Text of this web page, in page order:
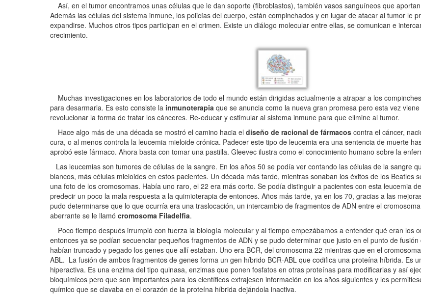
Así, en el tumor encontramos unas células que le dan soporte (fibroblastos), también vasos sanguíneos que
Además las células del sistema inmune, los policías del cuerpo, están compinchados y en lugar de atacar al tumor le
expandirse. Muchos otros tipos participan en el crimen. Existe un diálogo molecular entre ellas, se comunican e
crecimiento.
Muchas investigaciones en los laboratorios de todo el mundo están dirigidas actualmente a atrapar a los
para desarmarla. Es esto consiste la inmunoterapia que se anuncia como la nueva gran promesa pero esta vez
revolucionar la forma de tratar los cánceres. Re-educar y estimular al sistema inmune para que elimine al tumor.
Hace algo más de una década se mostró el camino hacia el diseño de racional de fármacos contra el cáncer,
cura, o al menos controla la leucemia mieloide crónica. Padecer este tipo de leucemia era una sentencia de muerte
aprobó este fármaco. Ahora basta con tomar una pastilla. Gleevec ilustra como el conocimiento humano sobre la
Las leucemias son tumores de células de la sangre. En los años 50 se podía ver contando las células de la sangre
blancos, más células mieloides en estos pacientes. Un década más tarde, mientras sonaban los éxitos de los Beatles
una foto de los cromosomas. Había uno raro, el 22 era más corto. Se podía distinguir a pacientes con esta leucemia
predecir un poco la mala respuesta a la quimioterapia de entonces. Años más tarde, ya en los 70, gracias a las
pudo determinarse que lo que ocurría era una traslocación, un intercambio de fragmentos de ADN entre el
aberrante se le llamó cromosoma Filadelfia.
Poco tiempo después irrumpió con fuerza la biología molecular y al tiempo empezábamos a entender qué eran los
entonces ya se podían secuenciar pequeños fragmentos de ADN y se pudo determinar que justo en el punto de
habían truncado y pegado los genes que allí estaban. Uno era BCR, del cromosoma 22 mientras que en el
ABL. La fusión de ambos fragmentos de genes forma un gen híbrido BCR-ABL que codifica una proteína híbrida. Es
hiperactiva. Es una enzima del tipo quinasa, enzimas que ponen fosfatos en otras proteínas para modificarlas y así
bioquímicos pero que son importantes para los científicos extrajesen información en los años siguientes y les
químico que se clavaba en el corazón de la proteína híbrida dejándola inactiva.